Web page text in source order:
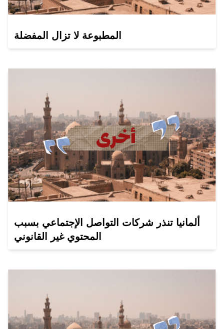
المطبوعة لا تزال المفضلة
ألمانيا تنذر شركات التواصل الإجتماعي بسبب
المحتوي غير القانوني